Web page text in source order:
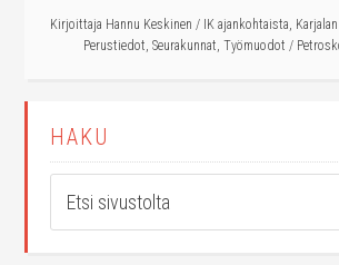
Kirjoittaja Hannu Keskinen / IK ajankohtaista
Perustiedot Seurakunnat Työmuodot /
HAKU